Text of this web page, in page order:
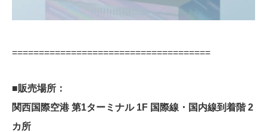
=====================================
■販売場所：
関西国際空港 第1ターミナル 1F 国際線・国内線到着階 2
カ所